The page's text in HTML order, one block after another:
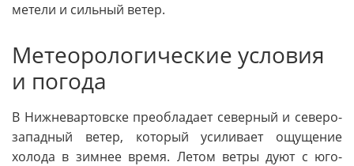
метели и сильный ветер.
Метеорологические условия
и погода
В Нижневартовске преобладает северный и северо-
западный ветер, который усиливает ощущение
холода в зимнее время. Летом ветры дуют с юго-